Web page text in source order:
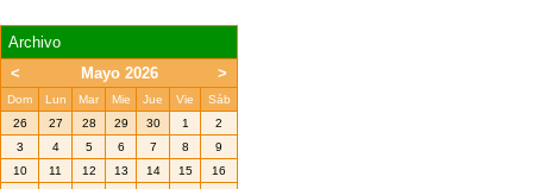
Archivo
<
>
Mayo 2026
Dom Lun Mar Mie Jue Vie
Sáb
26
27 28 29 30 1
2
3
4 5 6 7 8
9
10
11 12 13 14 15
16